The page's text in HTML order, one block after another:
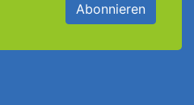
Abonnieren